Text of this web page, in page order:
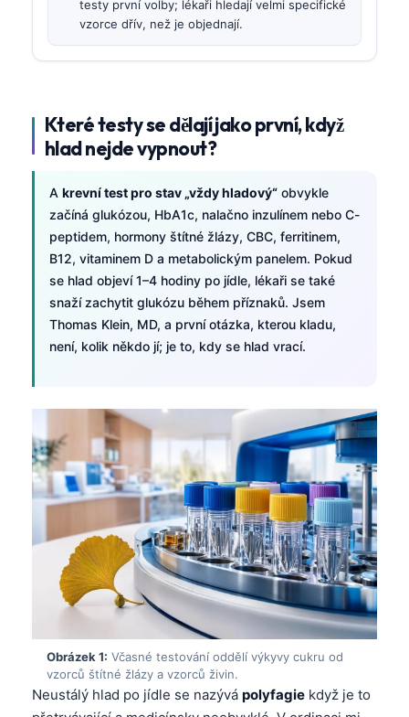
testy první volby; lékaři hledají velmi specifické
vzorce dřív, než je objednají.
Které testy se dělají jako první, když
hlad nejde vypnout?
A krevní test pro stav „vždy hladový“ obvykle
začíná glukózou, HbA1c, nalačno inzulínem nebo C-
peptidem, hormony štítné žlázy, CBC, ferritinem,
B12, vitaminem D a metabolickým panelem. Pokud
se hlad objeví 1–4 hodiny po jídle, lékaři se také
snaží zachytit glukózu během příznaků. Jsem
Thomas Klein, MD, a první otázka, kterou kladu,
není, kolik někdo jí; je to, kdy se hlad vrací.
Obrázek 1: Včasné testování oddělí výkyvy cukru od
vzorců štítné žlázy a vzorců živin.
Neustálý hlad po jídle se nazývá polyfagie když je to